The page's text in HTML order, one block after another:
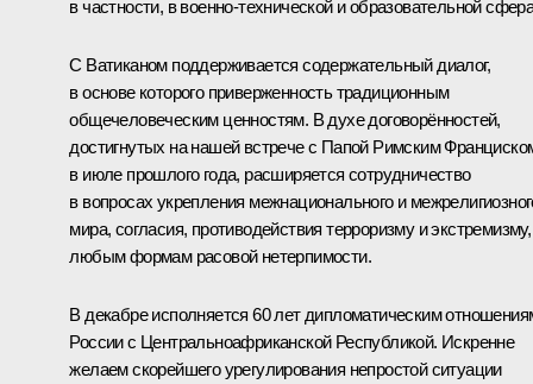
в частности, в военно-технической и образовательной
С Ватиканом поддерживается содержательный диалог,
в основе которого приверженность традиционным
общечеловеческим ценностям. В духе договорённостей,
достигнутых на нашей встрече с Папой Римским
в июле прошлого года, расширяется сотрудничество
в вопросах укрепления межнационального и
мира, согласия, противодействия терроризму и экстремизму,
любым формам расовой нетерпимости.
В декабре исполняется 60 лет дипломатическим
России с Центральноафриканской Республикой. Искренне
желаем скорейшего урегулирования непростой ситуации